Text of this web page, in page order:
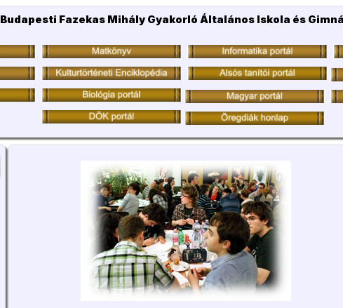
Budapesti Fazekas Mihály Gyakorló Általános Iskola és